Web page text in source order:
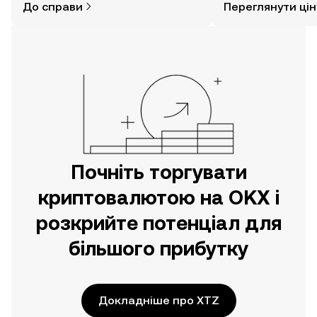
за допомогою застосунку OKX для
До справи Переглянути
Почніть торгувати
криптовалютою на OKX і
розкрийте потенціал для
більшого прибутку
Докладніше про XTZ